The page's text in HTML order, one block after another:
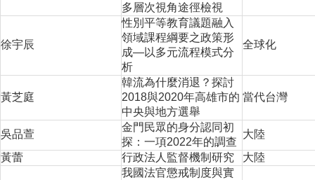
多層次視角途徑檢視
徐宇辰
性別平等教育議題融入
領域課程綱要之政策形
成—以多元流程模式分
析
全球化
黃芝庭
韓流為什麼消退？探討
2018與2020年高雄市的
中央與地方選舉
當代台灣
吳品萱
金門民眾的身分認同初
探：一項2022年的調查
大陸
黃蕾
行政法人監督機制研究 大陸
我國法官懲戒制度與實